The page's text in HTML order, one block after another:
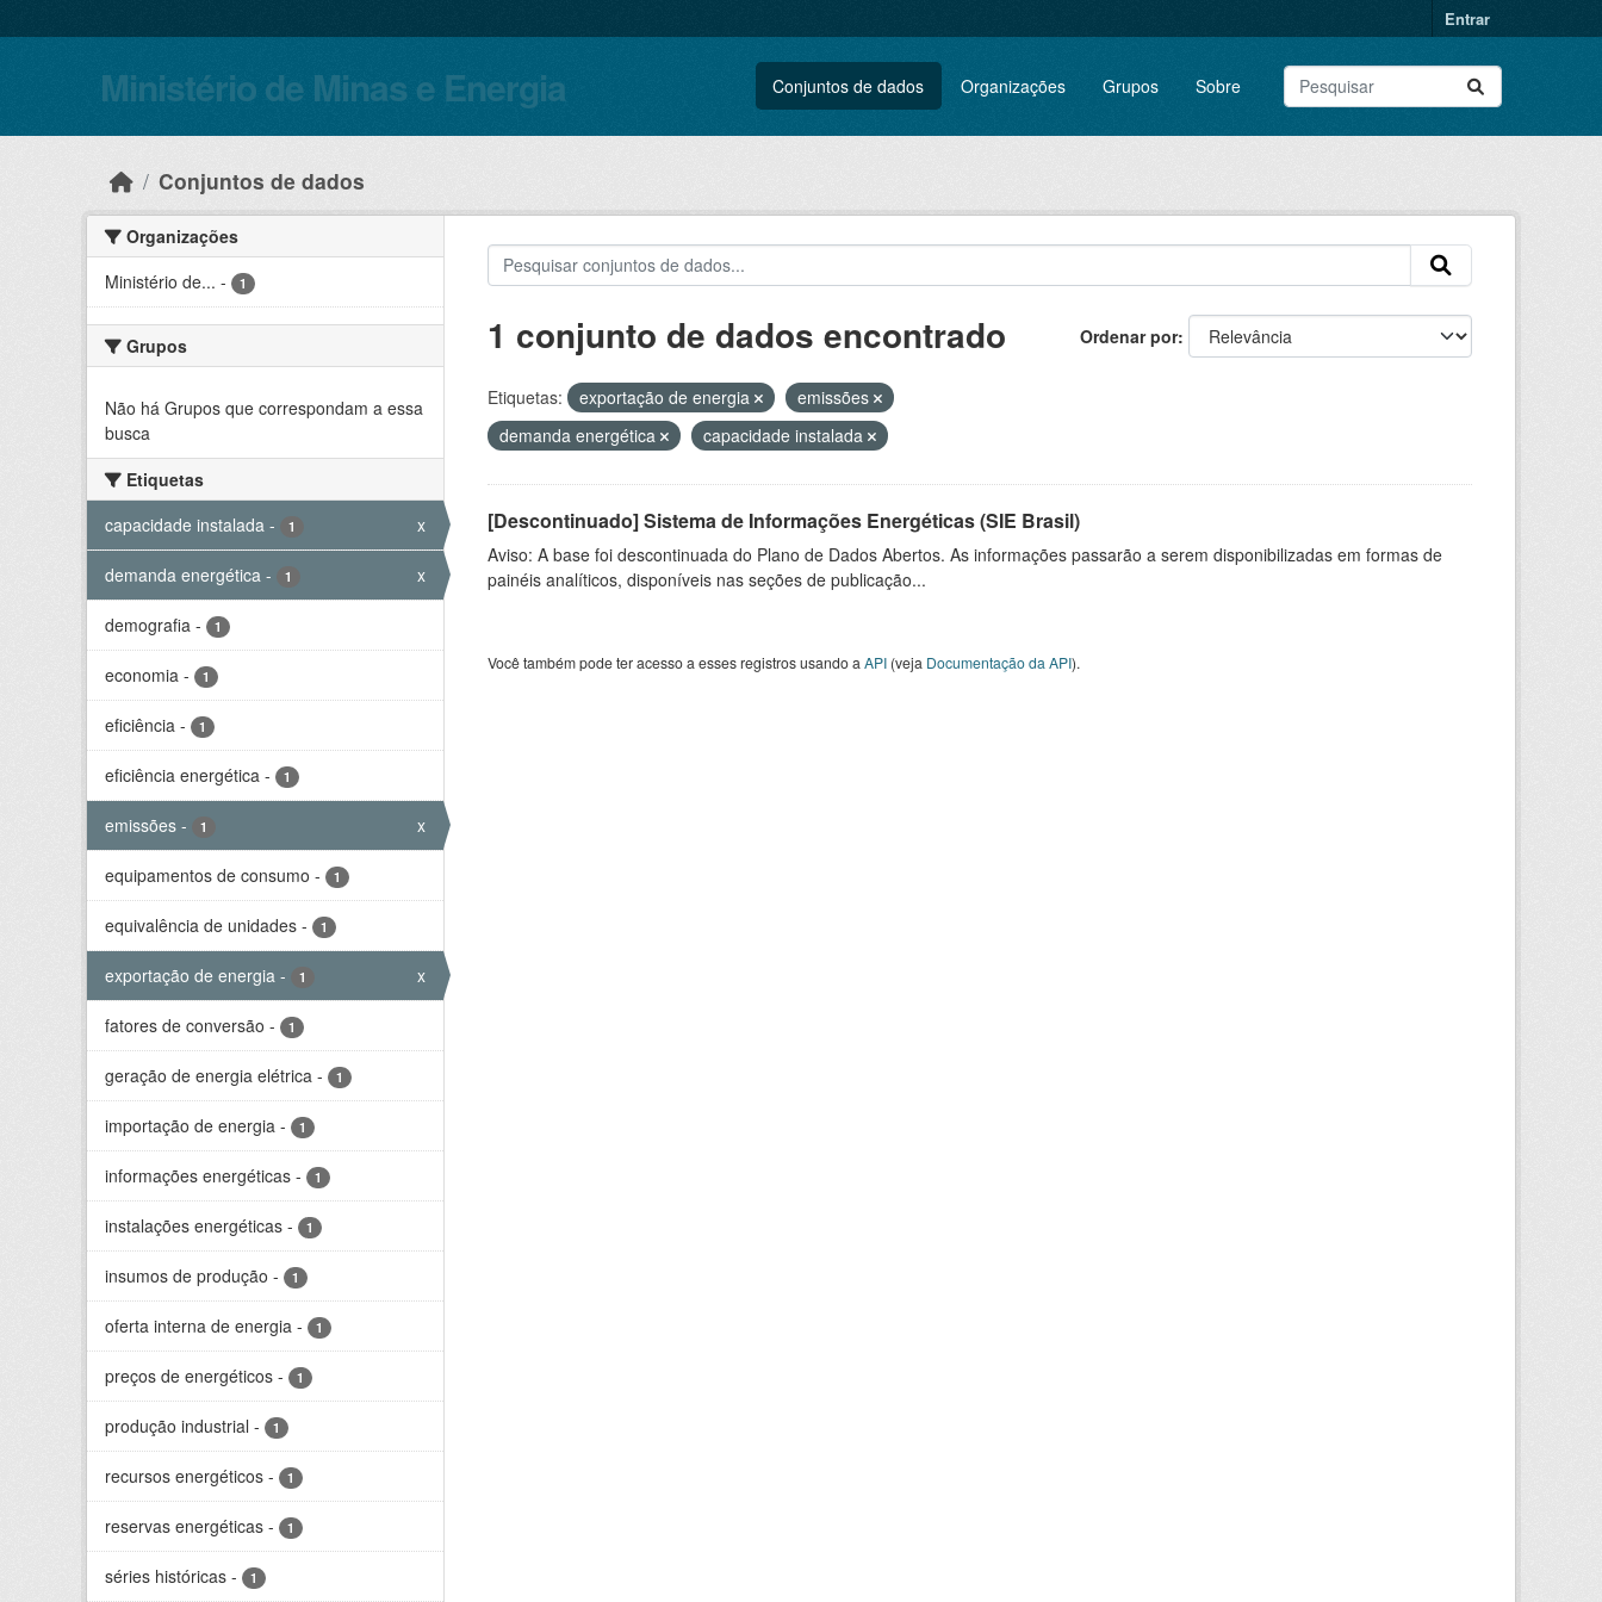
Entrar
Ministério de Minas e Energia Conjuntos de dados Organizações Grupos Sobre
Conjuntos de dados
Organizações
Ministério de... - 1
Grupos
Não há Grupos que correspondam a essa
busca
Etiquetas
capacidade instalada - 1 x
demanda energética - 1 x
demografia - 1
economia - 1
eficiência - 1
eficiência energética - 1
emissões - 1 x
equipamentos de consumo - 1
equivalência de unidades - 1
exportação de energia - 1 x
fatores de conversão - 1
geração de energia elétrica - 1
importação de energia - 1
informações energéticas - 1
instalações energéticas - 1
insumos de produção - 1
oferta interna de energia - 1
preços de energéticos - 1
produção industrial - 1
recursos energéticos - 1
reservas energéticas - 1
séries históricas - 1
Ordenar por
1 conjunto de dados encontrado
Etiquetas: exportação de energia
emissões
demanda energética
capacidade instalada
[Descontinuado] Sistema de Informações Energéticas (SIE Brasil)
Aviso: A base foi descontinuada do Plano de Dados Abertos. As informações passarão a serem disponibilizadas em formas de
painéis analíticos, disponíveis nas seções de publicação...
Você também pode ter acesso a esses registros usando a API(veja Documentação da API).